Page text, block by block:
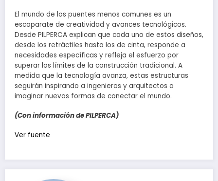
El mundo de los puentes menos comunes es un
escaparate de creatividad y avances tecnológicos.
Desde PILPERCA explican que cada uno de estos diseños,
desde los retráctiles hasta los de cinta, responde a
necesidades específicas y refleja el esfuerzo por
superar los límites de la construcción tradicional. A
medida que la tecnología avanza, estas estructuras
seguirán inspirando a ingenieros y arquitectos a
imaginar nuevas formas de conectar el mundo.
(Con información de PILPERCA)
Navegación
entradas
Ver fuente